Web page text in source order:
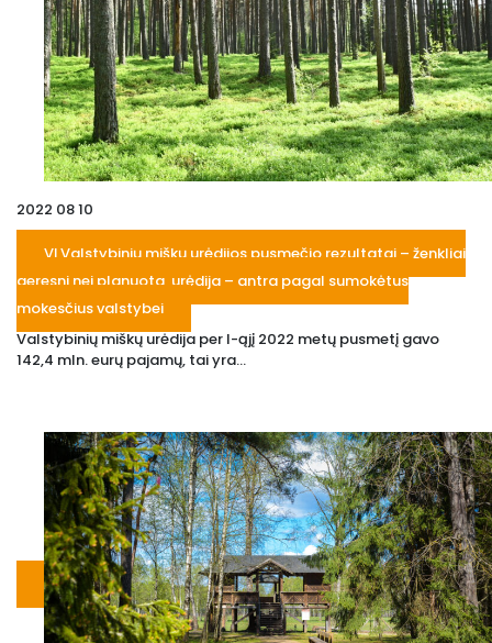
2022 08 10
VĮ Valstybinių miškų urėdijos pusmečio rezultatai – ženkliai
geresni nei planuota, urėdija – antra pagal sumokėtus
mokesčius valstybei
Valstybinių miškų urėdija per I-ąjį 2022 metų pusmetį gavo
142,4 mln. eurų pajamų, tai yra...